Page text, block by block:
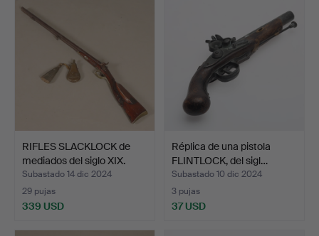
RIFLES SLACKLOCK de
mediados del siglo XIX.
Subastado 14 dic 2024
29 pujas
339 USD
Réplica de una pistola
FLINTLOCK, del sigl…
Subastado 10 dic 2024
3 pujas
37 USD